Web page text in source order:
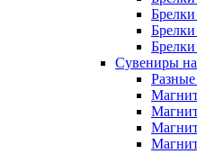
Сувениры